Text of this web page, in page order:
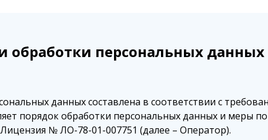
обработки персональных данных
данных составлена в соответствии с
порядок обработки персональных данных и меры
№ ЛО-78-01-007751 (далее – Оператор).